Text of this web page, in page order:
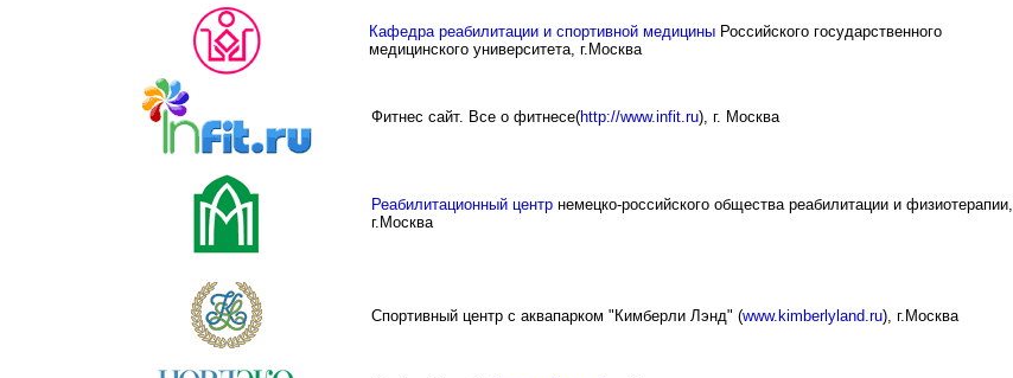
Кафeдра реабилитации и спортивной медициныРоссийского государственного
медицинского университета, г.Москва
Фитнес сайт. Все о фитнесе(http://www.infit.ru), г. Москва
Реабилитационный центрнемецко-российского общества реабилитации и физиотерапии,
г.Москва
Спортивный центр с аквапарком "Кимберли Лэнд" (www.kimberlyland.ru), г.Москва